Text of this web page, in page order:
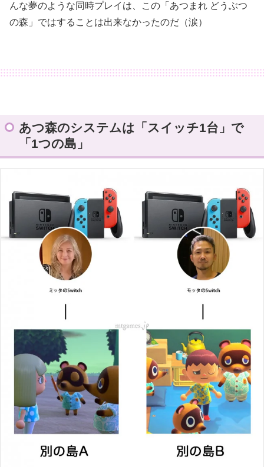
んな夢のような同時プレイは、この「あつまれ どうぶつ
の森」ではすることは出来なかったのだ（涙）
あつ森のシステムは「スイッチ1台」で
「1つの島」